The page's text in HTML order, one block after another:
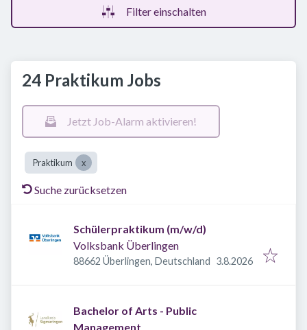
Filter einschalten
24 Praktikum Jobs
Jetzt Job-Alarm aktivieren!
Praktikum
Suche zurücksetzen
Schülerpraktikum (m/w/d)
Volksbank Überlingen
88662 Überlingen, Deutschland Veröffentlicht
3.8.2026
Bachelor of Arts - Public
Management